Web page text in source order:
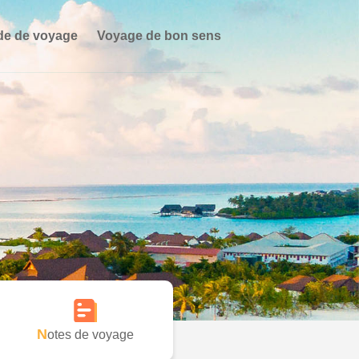
de voyage Voyage de bon sens
Notes de voyage